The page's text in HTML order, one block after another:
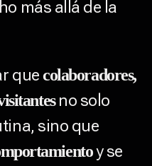
más allá de la
quecolaboradores,
no solo
sino que
y se